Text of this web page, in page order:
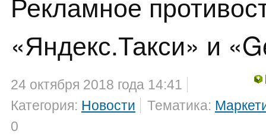
«Яндекс.Такси» и
24 октября 2018 года 14:41
Категория: Новости Тематика:
0